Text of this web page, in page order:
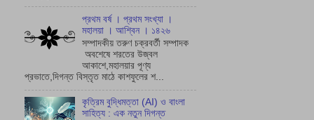
প্রথম বর্ষ । প্রথম সংখ্যা ।
মহালয়া । আশ্বিন । ১৪২৬
সম্পাদকীয় তরুণ চক্রবর্তী সম্পাদক
অবশেষে শরতের উজ্বল
আকাশে,মহালয়ার পূণ্য
প্রভাতে,দিগন্ত বিস্তৃত মাঠে কাশফুলের শ...
কৃত্রিম বুদ্ধিমত্তা (AI) ও বাংলা
সাহিত্য : এক নতুন দিগন্ত